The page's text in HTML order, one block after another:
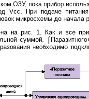
ОЗУ, пока прибор
Vcc. При подаче
микросхемы до начала
на рис. 1. Как и все
суммой.
необходимо